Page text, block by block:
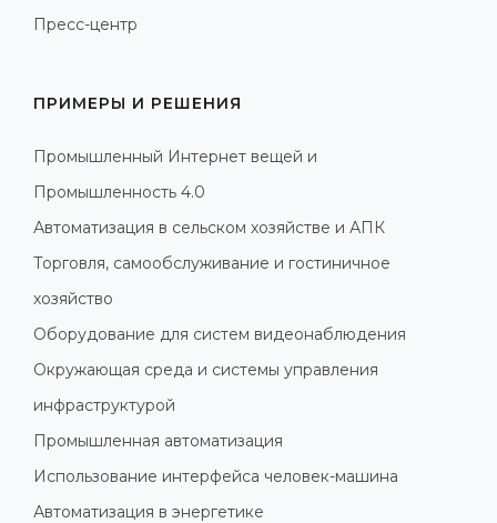
Пресс-центр
ПРИМЕРЫ И РЕШЕНИЯ
Промышленный Интернет вещей и
Промышленность 4.0
Автоматизация в сельском хозяйстве и АПК
Торговля, самообслуживание и гостиничное
хозяйство
Оборудование для систем видеонаблюдения
Окружающая среда и системы управления
инфраструктурой
Промышленная автоматизация
Использование интерфейса человек-машина
Автоматизация в энергетике